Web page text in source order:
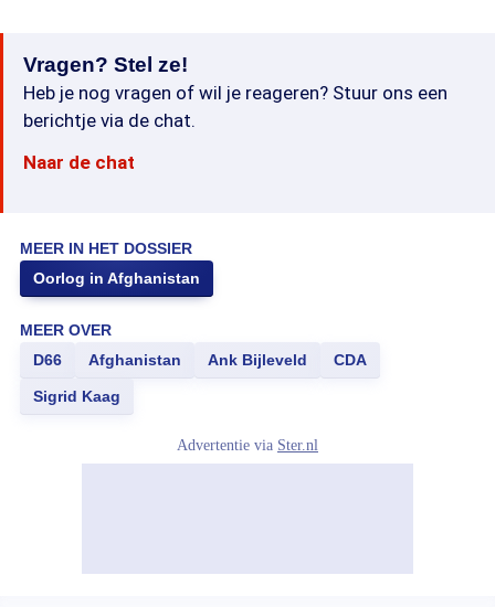
Vragen? Stel ze!
Heb je nog vragen of wil je reageren? Stuur ons een
berichtje via de chat.
Naar de chat
MEER IN HET DOSSIER
Oorlog in Afghanistan
MEER OVER
D66
Afghanistan Ank Bijleveld CDA
Sigrid Kaag
Advertentie via Ster.nl